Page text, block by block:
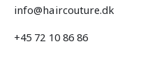
info@haircouture.dk
+45 72 10 86 86